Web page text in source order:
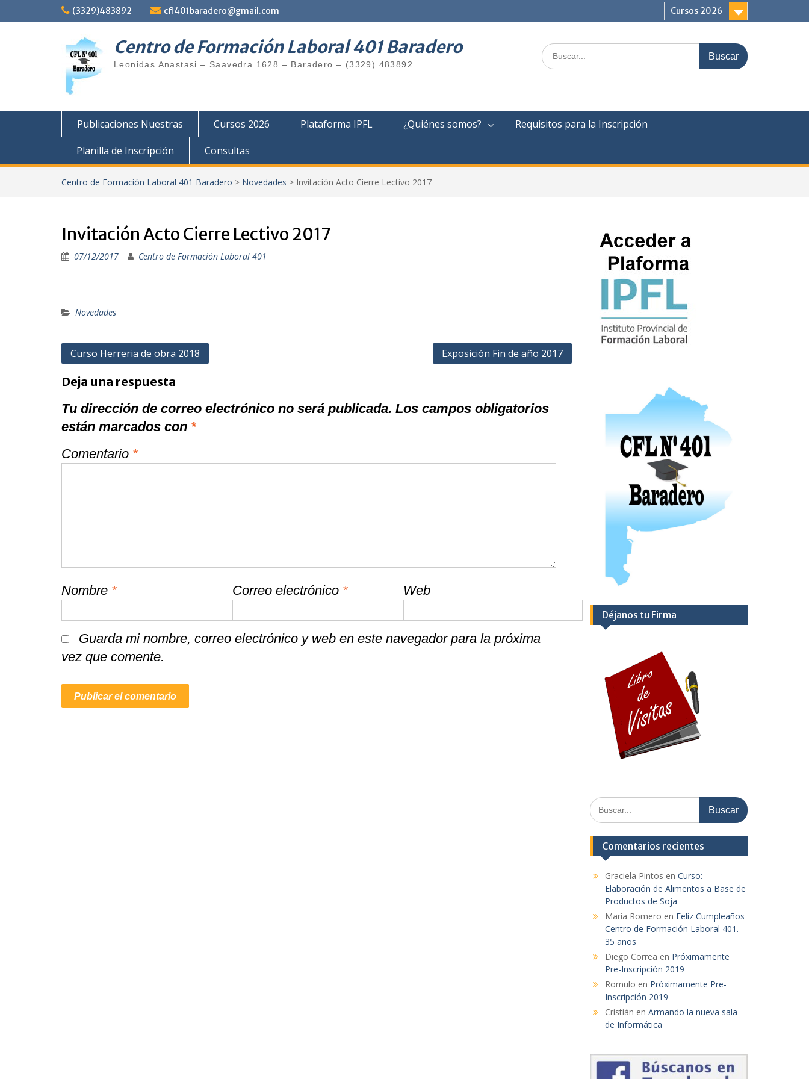
(3329)483892 cfl401baradero@gmail.com Cursos 2026
Centro de Formación Laboral 401 Baradero
Leonidas Anastasi – Saavedra 1628 – Baradero – (3329) 483892
Buscar:
Publicaciones Nuestras Cursos 2026 Plataforma IPFL ¿Quiénes somos?
Requisitos para la Inscripción
Planilla de Inscripción
Consultas
Centro de Formación Laboral 401 Baradero > Novedades > Invitación Acto Cierre Lectivo 2017
Invitación Acto Cierre Lectivo 2017
07/12/2017 Centro de Formación Laboral 401
Novedades
Navegación
entradas
Curso Herreria de obra 2018 Exposición Fin de año 2017
Deja una respuesta
Tu dirección de correo electrónico no será publicada. Los campos obligatorios
están marcados con *
Comentario *
Nombre * Correo electrónico * Web
Guarda mi nombre, correo electrónico y web en este navegador para la próxima
vez que comente.
Déjanos tu Firma
Buscar:
Comentarios recientes
Graciela Pintos en Curso:
Elaboración de Alimentos a Base de
Productos de Soja
María Romero en Feliz Cumpleaños
Centro de Formación Laboral 401.
35 años
Diego Correa en Próximamente
Pre-Inscripción 2019
Romulo en Próximamente Pre-
Inscripción 2019
Cristián en Armando la nueva sala
de Informática